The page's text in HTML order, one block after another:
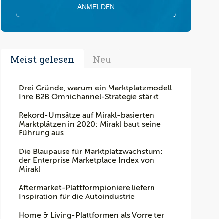
Meist gelesen Neu
Drei Gründe, warum ein Marktplatzmodell
Ihre B2B Omnichannel-Strategie stärkt
Rekord-Umsätze auf Mirakl-basierten
Marktplätzen in 2020: Mirakl baut seine
Führung aus
Die Blaupause für Marktplatzwachstum:
der Enterprise Marketplace Index von
Mirakl
Aftermarket-Plattformpioniere liefern
Inspiration für die Autoindustrie
Home & Living-Plattformen als Vorreiter